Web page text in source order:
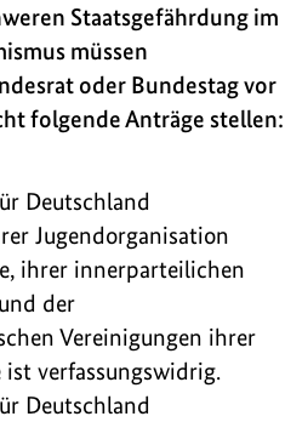
Staatsgefährdung im
müssen
oder Bundestag vor
folgende Anträge stellen:
Deutschland
Jugendorganisation
ihrer innerparteilichen
der
Vereinigungen ihrer
ist verfassungswidrig.
Deutschland